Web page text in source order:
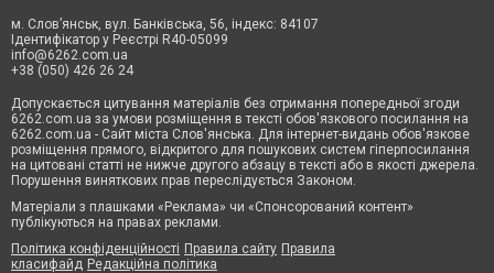
м. Слов’янськ, вул. Банківська, 56, індекс: 84107
Ідентифікатор у Реєстрі R40-05099
info@6262.com.ua
+38 (050) 426 26 24
Допускається цитування матеріалів без отримання попередньої згоди
6262.com.ua за умови розміщення в тексті обов'язкового посилання на
6262.com.ua - Сайт міста Слов'янська. Для інтернет-видань обов'язкове
розміщення прямого, відкритого для пошукових систем гіперпосилання
на цитовані статті не нижче другого абзацу в тексті або в якості джерела.
Порушення виняткових прав переслідується Законом.
Матеріали з плашками «Реклама» чи «Спонсорований контент»
публікуються на правах реклами.
Політика конфіденційності Правила сайту Правила
класифайд Редакційна політика